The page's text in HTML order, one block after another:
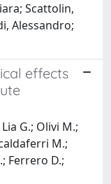
Scattolin,
Alessandro;
effects
G.; Olivi M.;
M.;
Ferrero D.;